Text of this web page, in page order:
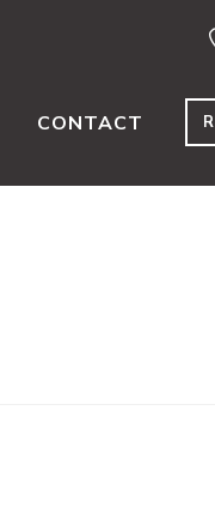
CONTACT